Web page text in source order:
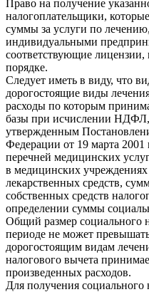
Право на получение
налогоплательщики,
суммы за услуги по
индивидуальными
соответствующие
порядке.
Следует иметь в виду, что
дорогостоящие виды
расходы по которым
базы при исчислении
утвержденным
Федерации от 19 марта
перечней медицинских
в медицинских
лекарственных средств,
собственных средств
определении суммы
Общий размер социального
периоде не может
дорогостоящим видам
налогового вычета
произведенных расходов.
Для получения социального